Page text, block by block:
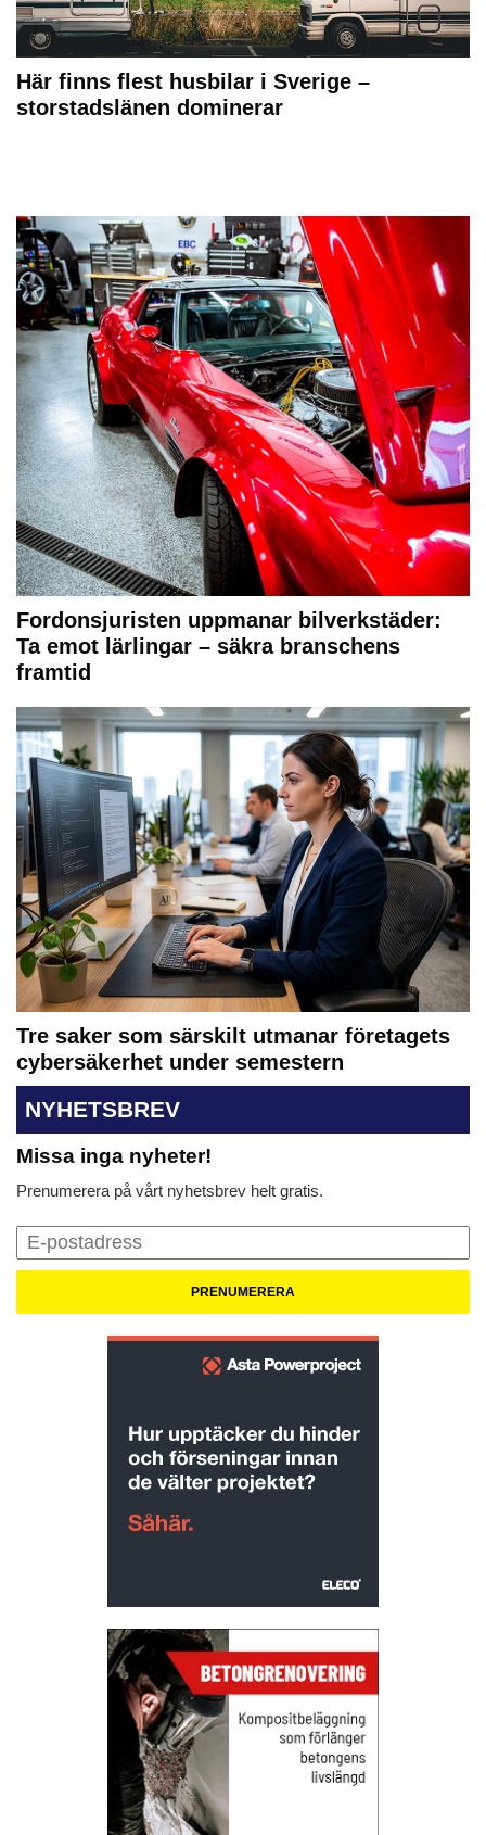
Här finns flest husbilar i Sverige –
storstadslänen dominerar
Fordonsjuristen uppmanar bilverkstäder:
Ta emot lärlingar – säkra branschens
framtid
Tre saker som särskilt utmanar företagets
cybersäkerhet under semestern
NYHETSBREV
Missa inga nyheter!
Prenumerera på vårt nyhetsbrev helt gratis.